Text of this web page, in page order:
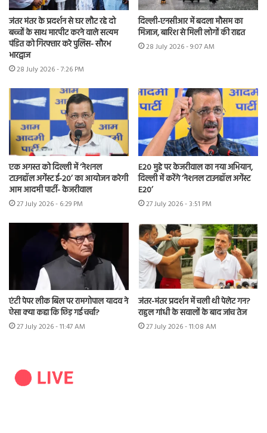
जंतर मंतर के प्रदर्शन से घर लौट रहे दो
बच्चों के साथ मारपीट करने वाले सत्यम
पंडित को गिरफ्तार करे पुलिस- सौरभ
भारद्वाज
28 July 2026 - 7:26 PM
दिल्ली-एनसीआर में बदला मौसम का
मिजाज, बारिश से मिली लोगों की राहत
28 July 2026 - 9:07 AM
एक अगस्त को दिल्ली में ‘नेशनल
टाउनहॉल अगेंस्ट ई-20’ का आयोजन करेगी
आम आदमी पार्टी- केजरीवाल
27 July 2026 - 6:29 PM
E20 मुद्दे पर केजरीवाल का नया अभियान,
दिल्ली में करेंगे ‘नेशनल टाउनहॉल अगेंस्ट
E20’
27 July 2026 - 3:51 PM
एंटी पेपर लीक बिल पर रामगोपाल यादव ने
ऐसा क्या कहा कि छिड़ गई चर्चा?
27 July 2026 - 11:47 AM
जंतर-मंतर प्रदर्शन में चली थी पेलेट गन?
राहुल गांधी के सवालों के बाद जांच तेज
27 July 2026 - 11:08 AM